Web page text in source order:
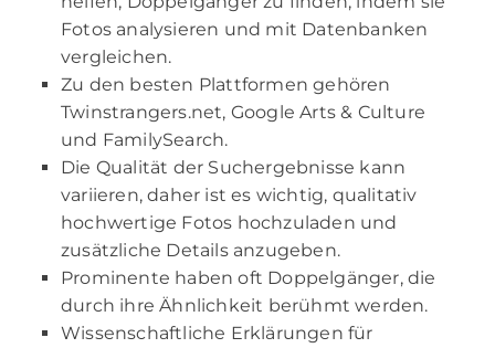
Fotos analysieren und mit Datenbanken
vergleichen.
Zu den besten Plattformen gehören
Twinstrangers.net, Google Arts & Culture
und FamilySearch.
Die Qualität der Suchergebnisse kann
variieren, daher ist es wichtig, qualitativ
hochwertige Fotos hochzuladen und
zusätzliche Details anzugeben.
Prominente haben oft Doppelgänger, die
durch ihre Ähnlichkeit berühmt werden.
Wissenschaftliche Erklärungen für